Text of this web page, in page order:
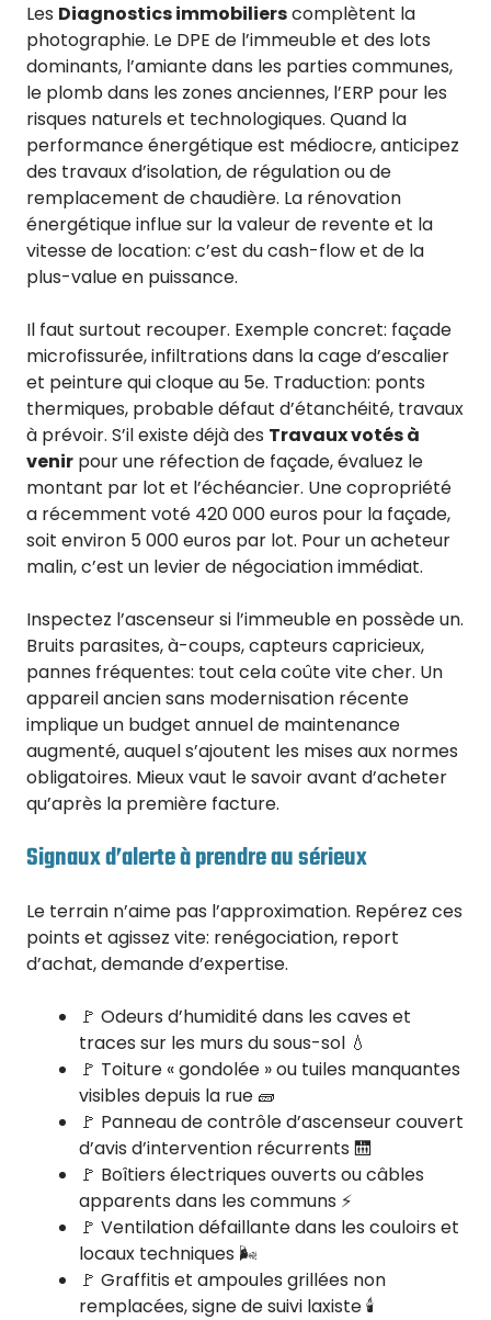
Les Diagnostics immobilierscomplètent la
photographie. Le DPE de l’immeuble et des lots
dominants, l’amiante dans les parties communes,
le plomb dans les zones anciennes, l’ERP pour les
risques naturels et technologiques. Quand la
performance énergétique est médiocre, anticipez
des travaux d’isolation, de régulation ou de
remplacement de chaudière. La rénovation
énergétique influe sur la valeur de revente et la
vitesse de location: c’est du cash-flow et de la
plus-value en puissance.
Il faut surtout recouper. Exemple concret: façade
microfissurée, infiltrations dans la cage d’escalier
et peinture qui cloque au 5e. Traduction: ponts
thermiques, probable défaut d’étanchéité, travaux
à prévoir. S’il existe déjà des Travaux votés à
venir pour une réfection de façade, évaluez le
montant par lot et l’échéancier. Une copropriété
a récemment voté 420 000 euros pour la façade,
soit environ 5 000 euros par lot. Pour un acheteur
malin, c’est un levier de négociation immédiat.
Inspectez l’ascenseur si l’immeuble en possède un.
Bruits parasites, à-coups, capteurs capricieux,
pannes fréquentes: tout cela coûte vite cher. Un
appareil ancien sans modernisation récente
implique un budget annuel de maintenance
augmenté, auquel s’ajoutent les mises aux normes
obligatoires. Mieux vaut le savoir avant d’acheter
qu’après la première facture.
Signaux d’alerte à prendre au sérieux
Le terrain n’aime pas l’approximation. Repérez ces
points et agissez vite: renégociation, report
d’achat, demande d’expertise.
🚩 Odeurs d’humidité dans les caves et
traces sur les murs du sous-sol 💧
🚩 Toiture « gondolée » ou tuiles manquantes
visibles depuis la rue 🧱
🚩 Panneau de contrôle d’ascenseur couvert
d’avis d’intervention récurrents 🛗
🚩 Boîtiers électriques ouverts ou câbles
apparents dans les communs ⚡
🚩 Ventilation défaillante dans les couloirs et
locaux techniques 🌬️
🚩 Graffitis et ampoules grillées non
remplacées, signe de suivi laxiste 🕯️